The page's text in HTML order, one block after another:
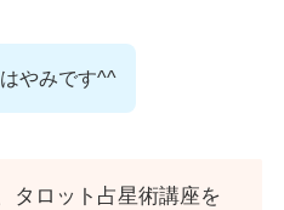
やみです^^
タロット占星術講座を